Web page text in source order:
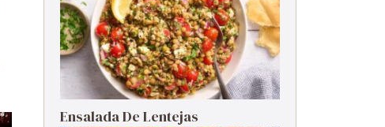
Ensalada De Lentejas